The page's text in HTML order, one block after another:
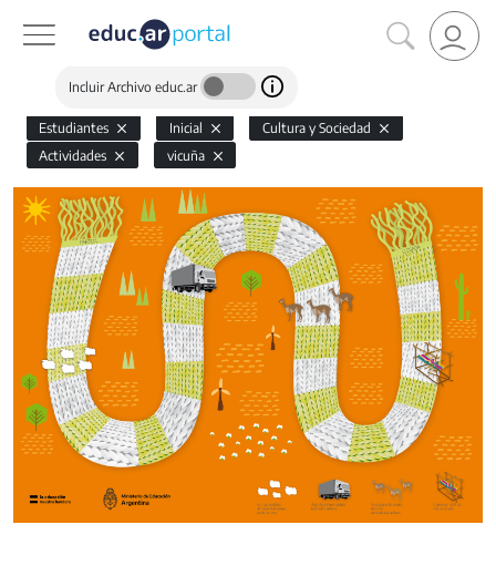
Incluir Archivo educ.ar
Estudiantes Inicial
Cultura y Sociedad
Actividades
vicuña